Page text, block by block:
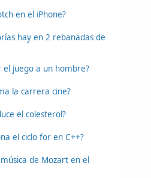
en el iPhone?
hay en 2 rebanadas de
el juego a un hombre?
la carrera cine?
el colesterol?
el ciclo for en C++?
de Mozart en el